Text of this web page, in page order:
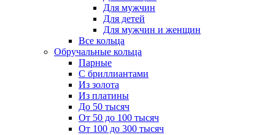
Для мужчин
Для детей
Для мужчин и женщин
Все кольца
Обручальные кольца
Парные
С бриллиантами
Из золота
Из платины
До 50 тысяч
От 50 до 100 тысяч
От 100 до 300 тысяч